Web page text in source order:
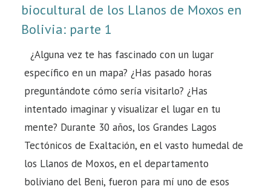
biocultural de los Llanos de Moxos en
Bolivia: parte 1
¿Alguna vez te has fascinado con un lugar
específico en un mapa? ¿Has pasado horas
preguntándote cómo sería visitarlo? ¿Has
intentado imaginar y visualizar el lugar en tu
mente? Durante 30 años, los Grandes Lagos
Tectónicos de Exaltación, en el vasto humedal de
los Llanos de Moxos, en el departamento
boliviano del Beni, fueron para mí uno de esos